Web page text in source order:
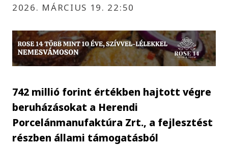
2026. MÁRCIUS 19. 22:50
742 millió forint értékben hajtott végre
beruházásokat a Herendi
Porcelánmanufaktúra Zrt., a fejlesztést
részben állami támogatásból